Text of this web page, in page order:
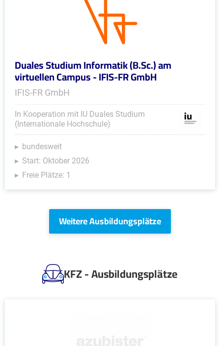
Duales Studium Informatik (B.Sc.) am
virtuellen Campus - IFIS-FR GmbH
IFIS-FR GmbH
In Kooperation mit IU Duales Studium
(Internationale Hochschule)
bundesweit
Start: Oktober 2026
Freie Plätze: 1
Weitere Ausbildungsplätze
KFZ - Ausbildungsplätze